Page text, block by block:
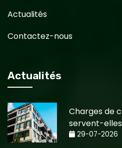
Actualités
Contactez-nous
Actualités
Charges de
servent-
29-07-2026